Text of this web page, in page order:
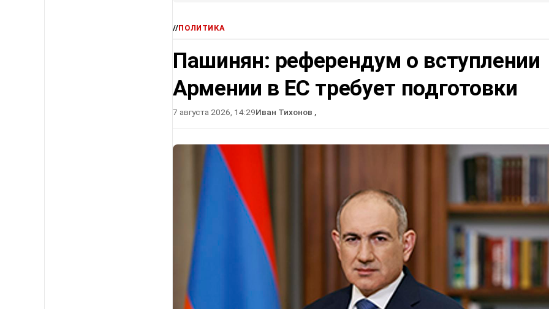
//ПОЛИТИКА
Пашинян: референдум о вступлении
Армении в ЕС требует подготовки
7 августа 2026, 14:29Иван Тихонов ,